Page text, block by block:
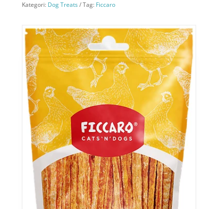
Kategori: Dog Treats Tag: Ficcaro